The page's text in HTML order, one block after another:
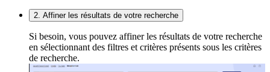
2. Affiner les résultats de votre recherche
Si besoin, vous pouvez affiner les résultats de votre recherche
en sélectionnant des filtres et critères présents sous les critères
de recherche.